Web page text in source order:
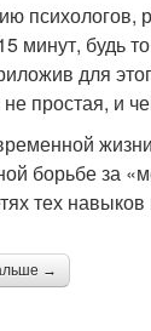
психологов,
минут, будь
для
не простая, и
борьбе за
тех
→